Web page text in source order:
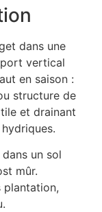
dans une
vertical
en saison :
structure de
et drainant
un sol
mûr.
plantation,